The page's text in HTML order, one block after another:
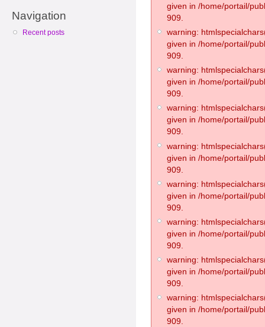
Navigation
Recent posts
given in /home/portail/
909.
warning:
given in /home/portail/
909.
warning:
given in /home/portail/
909.
warning:
given in /home/portail/
909.
warning:
given in /home/portail/
909.
warning:
given in /home/portail/
909.
warning:
given in /home/portail/
909.
warning:
given in /home/portail/
909.
warning:
given in /home/portail/
909.